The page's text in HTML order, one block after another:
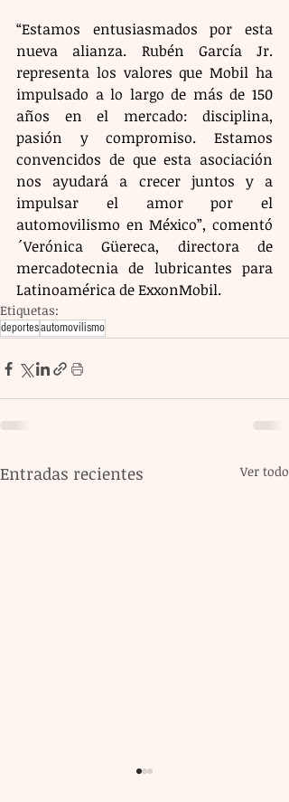
“Estamos entusiasmados por esta
nueva alianza. Rubén García Jr.
representa los valores que Mobil ha
impulsado a lo largo de más de 150
años en el mercado: disciplina,
pasión y compromiso. Estamos
convencidos de que esta asociación
nos ayudará a crecer juntos y a
impulsar el amor por el
automovilismo en México”, comentó
´Verónica Güereca, directora de
mercadotecnia de lubricantes para
Latinoamérica de ExxonMobil.
Etiquetas:
deportesautomovilismo
Entradas recientes Ver todo